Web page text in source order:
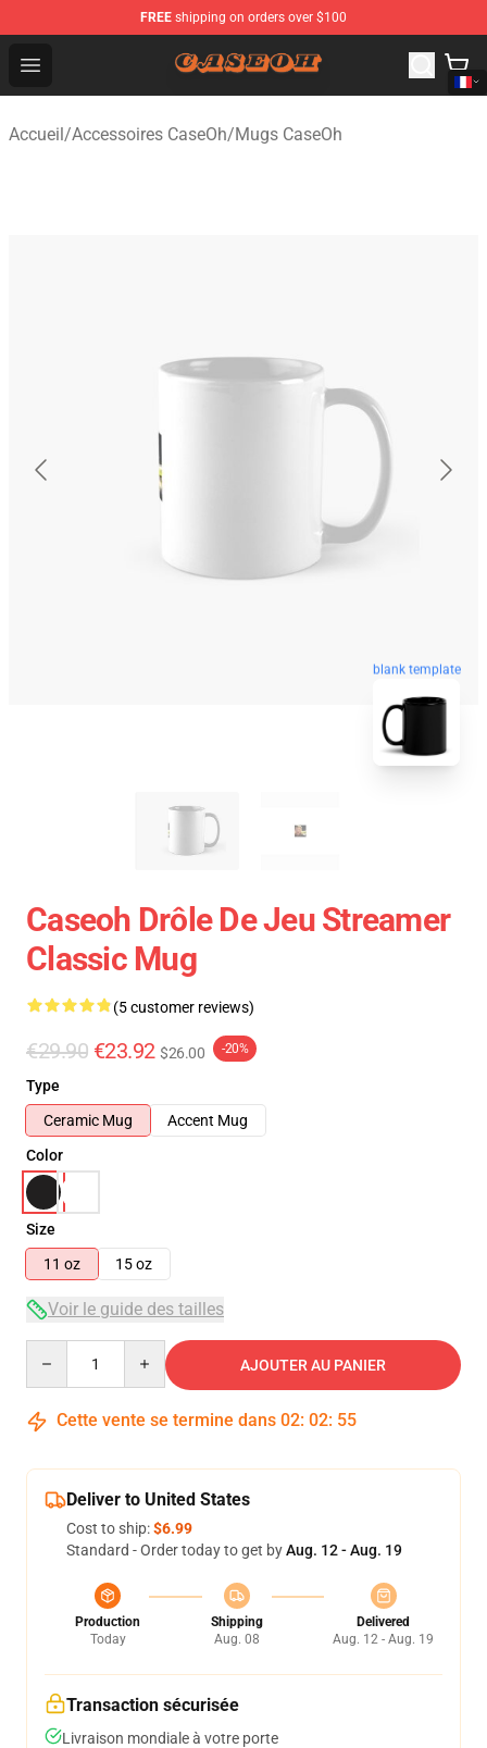
FREE shipping on orders over $100
Open menu
CaseOh Shop - Official CaseOh Merchandise Store
Accueil/Accessoires CaseOh/Mugs CaseOh
blank template
Caseoh Drôle De Jeu Streamer
Classic Mug
(5 customer reviews)
€29.90 €23.92 $26.00 -20%
Type
Ceramic Mug
Accent Mug
Color
Size
11 oz
15 oz
Voir le guide des tailles
AJOUTER AU PANIER
Cette vente se termine dans 02: 02: 54
Deliver to United States
Cost to ship:$6.99
Standard - Order today to get byAug. 12 - Aug. 19
Production
Today
Shipping
Aug. 08
Delivered
Aug. 12 - Aug. 19
Transaction sécurisée
Livraison mondiale à votre porte